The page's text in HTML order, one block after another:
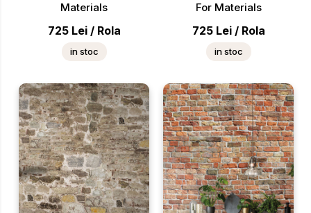
Materials
725 Lei / Rola
in stoc
For Materials
725 Lei / Rola
in stoc